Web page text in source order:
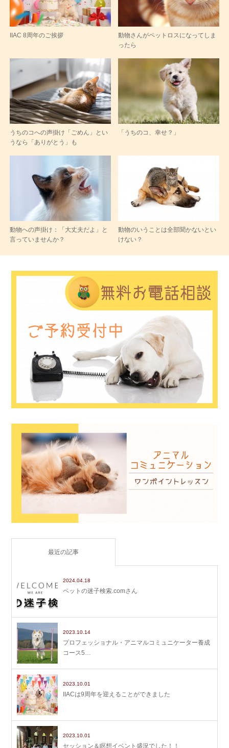
IIAC 8周年のご挨拶
動物さんがペットロスになってしま
ったら
うちのコへの声掛け「ごめん」とい
うなら「ありがとう」も
「うちのコ、幸せ？」
動物への声掛け：「大丈夫だよ」と
言っていませんか？
動物のいうことは全部聞かないとい
けない？
最近の記事
2024.04.18
ペットの迷子検索.comさん
2023.10.14
プロフェッショナル・アニマルコミュニケーター養成
コース5…
2023.10.01
IIACは9周年を迎えることができました
2023.10.01
セッション＆瞑想イベント盛況でした！！